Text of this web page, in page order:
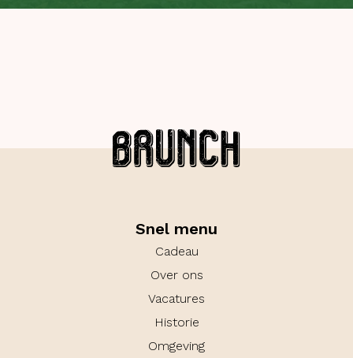
Snel menu
Cadeau
Over ons
Vacatures
Historie
Omgeving